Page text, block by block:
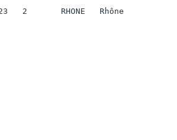
2       RHONE   Rhône